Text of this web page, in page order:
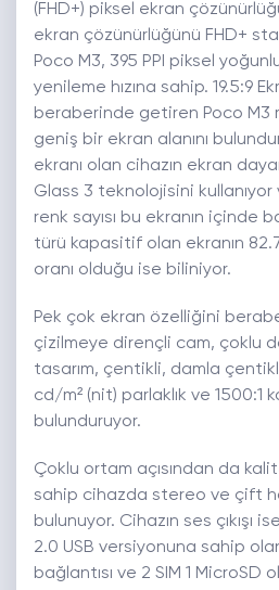
(FHD+) piksel ekran
ekran çözünürlüğünü FHD+
Poco M3, 395 PPI piksel
yenileme hızına sahip. 19.5:9
beraberinde getiren Poco M3
geniş bir ekran alanını
ekranı olan cihazın ekran
Glass 3 teknolojisini kullanıyor
renk sayısı bu ekranın içinde
türü kapasitif olan ekranın
oranı olduğu ise biliniyor.
Pek çok ekran özelliğini
çizilmeye dirençli cam, çoklu
tasarım, çentikli, damla
cd/m² (nit) parlaklık ve 1500:1
bulunduruyor.
Çoklu ortam açısından da
sahip cihazda stereo ve çift
bulunuyor. Cihazın ses çıkışı
2.0 USB versiyonuna sahip
bağlantısı ve 2 SIM 1